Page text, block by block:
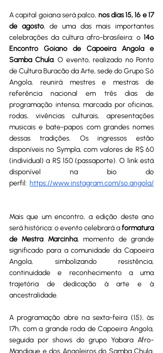
A capital goiana será palco, nos dias 15, 16 e 17
de agosto, de uma das mais importantes
celebrações da cultura afro-brasileira: o 14º
Encontro Goiano de Capoeira Angola e
Samba Chula. O evento, realizado no Ponto
de Cultura Buracão da Arte, sede do Grupo Só
Angola, reunirá mestres e mestras de
referência nacional em três dias de
programação intensa, marcada por oficinas,
rodas, vivências culturais, apresentações
musicais e bate-papos com grandes nomes
dessas tradições. Os ingressos estão
disponíveis no Sympla, com valores de R$ 60
(individual) a R$ 150 (passaporte). O link está
disponível na bio do
perfil: https://www.instagram.com/so.angola/
Mais que um encontro, a edição deste ano
será histórica: o evento celebrará a formatura
de Mestra Marcinha, momento de grande
significado para a comunidade da Capoeira
Angola, simbolizando resistência,
continuidade e reconhecimento a uma
trajetória de dedicação à arte e à
ancestralidade.
A programação abre na sexta-feira (15), às
17h, com a grande roda de Capoeira Angola,
seguida por shows do grupo Yabara Afro-
Mandigue e dos Angoleiros do Samba Chula.